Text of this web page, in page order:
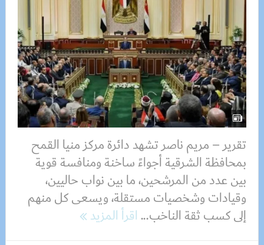
تقرير – مريم ناصر تشهد دائرة مركز منيا القمح
بمحافظة الشرقية أجواءً ساخنة ومنافسة قوية
بين عدد من المرشحين، ما بين نواب حاليين،
وقيادات وشخصيات مستقلة، ويسعى كل منهم
إلى كسب ثقة الناخب...اقرأ المزيد